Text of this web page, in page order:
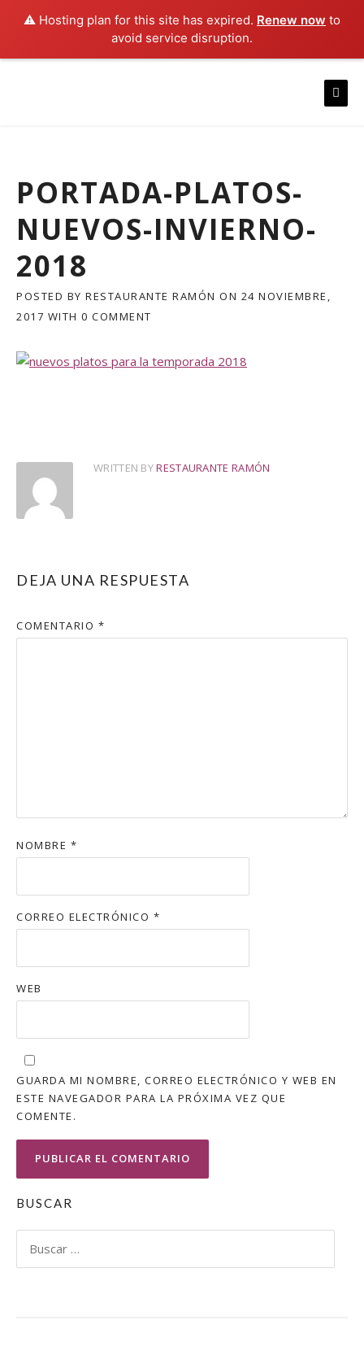
⚠️ Hosting plan for this site has expired. Renew now to
avoid service disruption.
PORTADA-PLATOS-
NUEVOS-INVIERNO-
2018
POSTED BY RESTAURANTE RAMÓN ON 24 NOVIEMBRE,
2017 WITH 0 COMMENT
WRITTEN BYRESTAURANTE RAMÓN
DEJA UNA RESPUESTA
COMENTARIO *
NOMBRE *
CORREO ELECTRÓNICO *
WEB
GUARDA MI NOMBRE, CORREO ELECTRÓNICO Y WEB EN
ESTE NAVEGADOR PARA LA PRÓXIMA VEZ QUE
COMENTE.
BUSCAR